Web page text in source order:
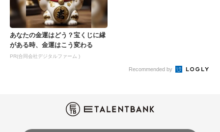
あなたの金運はどう？宝くじに縁
がある時、金運はこう変わる
PR(合同会社デジタルファーム )
Recommended by